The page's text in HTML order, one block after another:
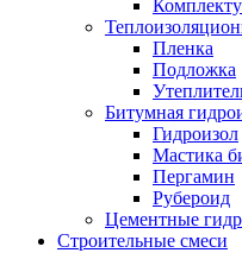
Пленка
Подложка
Битумная
Гидроизол
Мастика
Пергамин
Рубероид
Цементные
Строительные смеси